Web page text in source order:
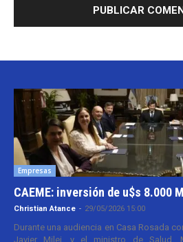
Empresas
CAEME: inversión de u$s 8.000
Christian Atance - 29/05/2026 15:00
Durante una audiencia en Casa Rosada
Javier Milei, y el ministro de Salud,